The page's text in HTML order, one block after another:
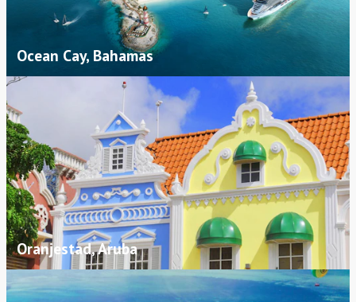
Ocean Cay, Bahamas
Oranjestad, Aruba